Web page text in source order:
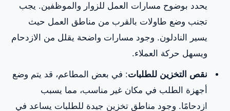
يحدد بوضوح مسارات العمل للزوار والموظفين. يجب
تجنب وضع طاولات بالقرب من مناطق العمل حيث
يسير النادلون. وجود مسارات واضحة يقلل من الازدحام
ويسهل حركة العملاء.
نقص التخزين للطلبات: في بعض المطاعم، قد يتم وضع
أجهزة الطلب في مكان غير مناسب، مما يسبب
ازدحامًا. وجود مناطق تخزين جيدة للطلبات يساعد في